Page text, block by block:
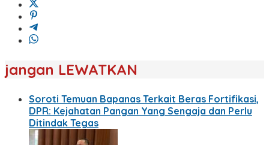
jangan LEWATKAN
Soroti Temuan Bapanas Terkait Beras Fortifikasi,
DPR: Kejahatan Pangan Yang Sengaja dan Perlu
Ditindak Tegas